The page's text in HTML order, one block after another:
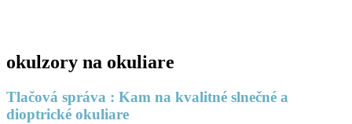
okulzory na okuliare
Tlačová správa : Kam na kvalitné slnečné a
dioptrické okuliare